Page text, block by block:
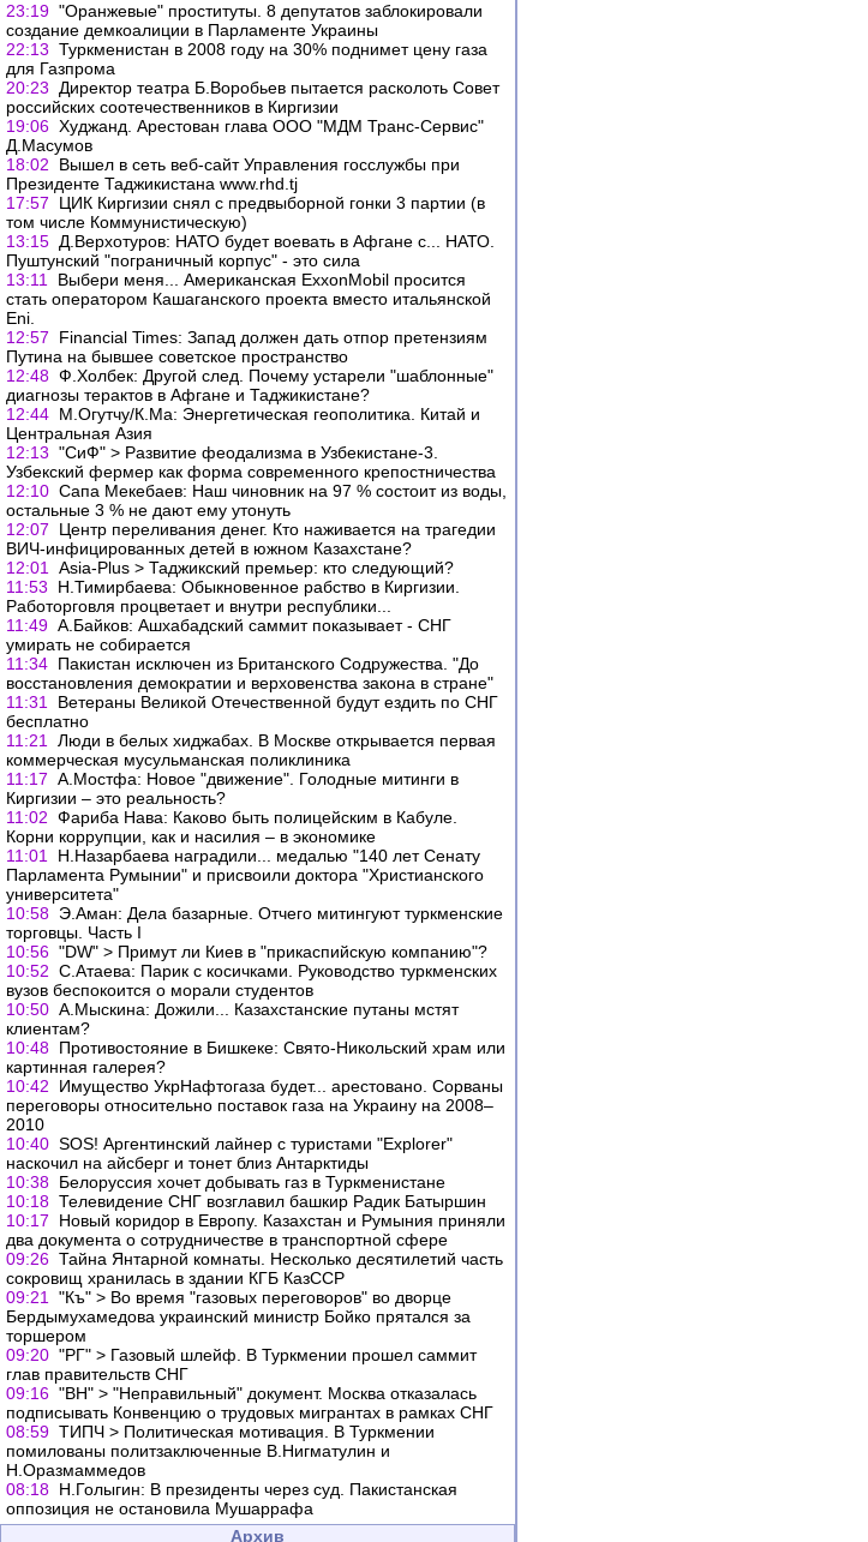
23:19 "Оранжевые" проституты. 8 депутатов заблокировали
создание демкоалиции в Парламенте Украины
22:13 Туркменистан в 2008 году на 30% поднимет цену газа
для Газпрома
20:23
Директор театра Б.Воробьев пытается расколоть Совет
российских соотечественников в Киргизии
19:06 Худжанд. Арестован глава ООО "МДМ Транс-Сервис"
Д.Масумов
18:02
Вышел в сеть веб-сайт Управления госслужбы при
Президенте Таджикистана www.rhd.tj
17:57
ЦИК Киргизии снял с предвыборной гонки 3 партии (в
том числе Коммунистическую)
13:15 Д.Верхотуров: НАТО будет воевать в Афгане с... НАТО.
Пуштунский "пограничный корпус" - это сила
13:11
Выбери меня... Американская ExxonMobil просится
стать оператором Кашаганского проекта вместо итальянской
Eni.
12:57
Financial Times: Запад должен дать отпор претензиям
Путина на бывшее советское пространство
12:48 Ф.Холбек: Другой след. Почему устарели "шаблонные"
диагнозы терактов в Афгане и Таджикистане?
12:44 М.Огутчу/К.Ма: Энергетическая геополитика. Китай и
Центральная Азия
12:13 "СиФ" > Развитие феодализма в Узбекистане-3.
Узбекский фермер как форма современного крепостничества
12:10 Сапа Мекебаев: Наш чиновник на 97 % состоит из воды,
остальные 3 % не дают ему утонуть
12:07
Центр переливания денег. Кто наживается на трагедии
ВИЧ-инфицированных детей в южном Казахстане?
12:01
Аsia-Plus > Таджикский премьер: кто следующий?
11:53
Н.Тимирбаева: Обыкновенное рабство в Киргизии.
Работорговля процветает и внутри республики...
11:49 А.Байков: Ашхабадский саммит показывает - СНГ
умирать не собирается
11:34 Пакистан исключен из Британского Содружества. "До
восстановления демократии и верховенства закона в стране"
11:31
Ветераны Великой Отечественной будут ездить по СНГ
бесплатно
11:21
Люди в белых хиджабах. В Москве открывается первая
коммерческая мусульманская поликлиника
11:17 А.Мостфа: Новое "движение". Голодные митинги в
Киргизии – это реальность?
11:02 Фариба Нава: Каково быть полицейским в Кабуле.
Корни коррупции, как и насилия – в экономике
11:01
Н.Назарбаева наградили... медалью "140 лет Сенату
Парламента Румынии" и присвоили доктора "Христианского
университета"
10:58 Э.Аман: Дела базарные. Отчего митингуют туркменские
торговцы. Часть I
10:56 "DW" > Примут ли Киев в "прикаспийскую компанию"?
10:52 С.Атаева: Парик с косичками. Руководство туркменских
вузов беспокоится о морали студентов
10:50 А.Мыскина: Дожили... Казахстанские путаны мстят
клиентам?
10:48 Противостояние в Бишкеке: Свято-Никольский храм или
картинная галерея?
10:42
Имущество УкрНафтогаза будет... арестовано. Сорваны
переговоры относительно поставок газа на Украину на 2008–
2010
10:40 SOS! Аргентинский лайнер с туристами "Explorer"
наскочил на айсберг и тонет близ Антарктиды
10:38 Белоруссия хочет добывать газ в Туркменистане
10:18 Телевидение СНГ возглавил башкир Радик Батыршин
10:17
Новый коридор в Европу. Казахстан и Румыния приняли
два документа о сотрудничестве в транспортной сфере
09:26 Тайна Янтарной комнаты. Несколько десятилетий часть
сокровищ хранилась в здании КГБ КазССР
09:21
"Къ" > Во время "газовых переговоров" во дворце
Бердымухамедова украинский министр Бойко прятался за
торшером
09:20 "РГ" > Газовый шлейф. В Туркмении прошел саммит
глав правительств СНГ
09:16 "ВН" > "Неправильный" документ. Москва отказалась
подписывать Конвенцию о трудовых мигрантах в рамках СНГ
08:59 ТИПЧ > Политическая мотивация. В Туркмении
помилованы политзаключенные В.Нигматулин и
Н.Оразмаммедов
08:18 Н.Голыгин: В президенты через суд. Пакистанская
оппозиция не остановила Мушаррафа
Архив